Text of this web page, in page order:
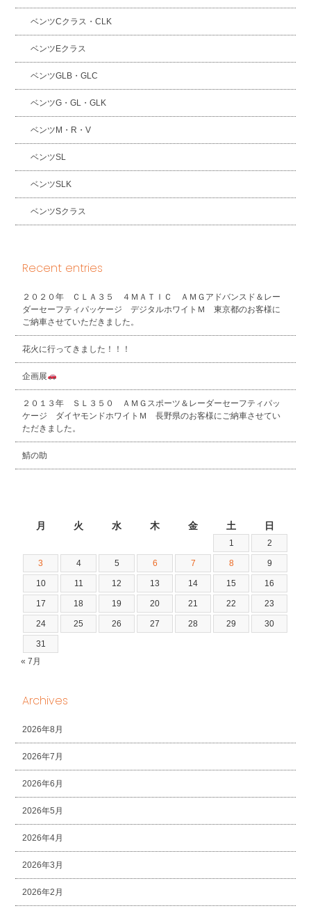
ベンツCクラス・CLK
ベンツEクラス
ベンツGLB・GLC
ベンツG・GL・GLK
ベンツM・R・V
ベンツSL
ベンツSLK
ベンツSクラス
Recent entries
２０２０年 ＣＬＡ３５ ４ＭＡＴＩＣ ＡＭＧアドバンスド＆レー
ダーセーフティパッケージ デジタルホワイトＭ 東京都のお客様に
ご納車させていただきました。
花火に行ってきました！！！
企画展
２０１３年 ＳＬ３５０ ＡＭＧスポーツ＆レーダーセーフティパッ
ケージ ダイヤモンドホワイトＭ 長野県のお客様にご納車させてい
ただきました。
鯖の助
月 火 水 木 金 土 日
1 2
3 4 5 6 7 8 9
10 11 12 13 14 15 16
17 18 19 20 21 22 23
24 25 26 27 28 29 30
31
« 7月
Archives
2026年8月
2026年7月
2026年6月
2026年5月
2026年4月
2026年3月
2026年2月